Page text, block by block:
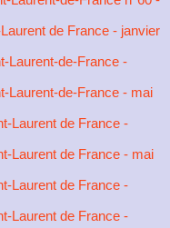
de France - janvier
Laurent-de-France -
Laurent-de-France - mai
Laurent de France -
Laurent de France - mai
Laurent de France -
Laurent de France -